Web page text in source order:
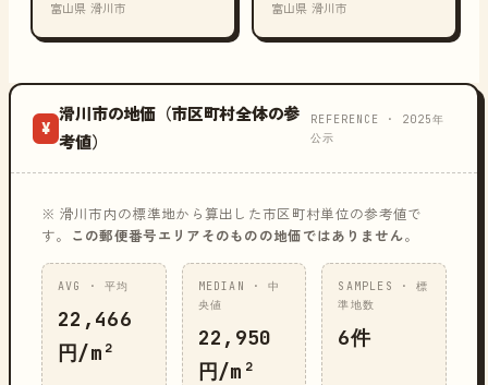
富山県 滑川市 富山県 滑川市
¥
滑川市の地価（市区町村全体の参
考値）
REFERENCE · 2025年
公示
※ 滑川市内の標準地から算出した市区町村単位の参考値で
す。
この郵便番号エリアそのものの地価ではありません。
AVG · 平均
22,466
円/m²
MEDIAN · 中
央値
22,950
円/m²
SAMPLES · 標
準地数
6件